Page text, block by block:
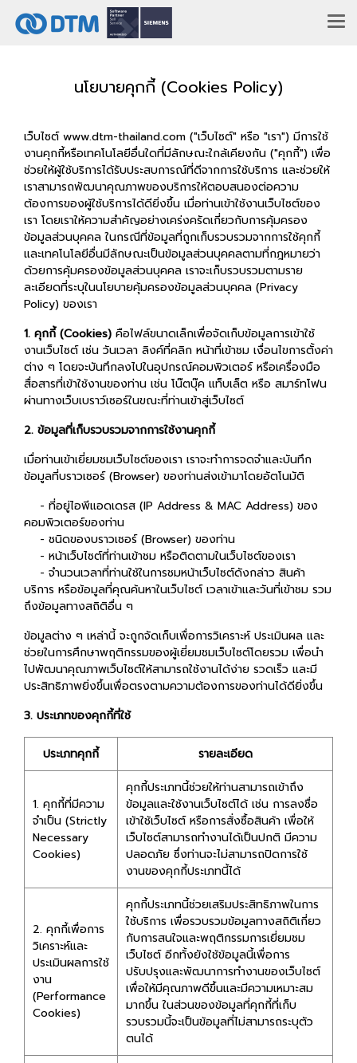
นโยบายคุกกี้ (Cookies Policy)
เว็บไซต์ www.dtm-thailand.com ("เว็บไซต์" หรือ "เรา") มีการใช้
งานคุกกี้หรือเทคโนโลยีอื่นใดที่มีลักษณะใกล้เคียงกัน ("คุกกี้") เพื่อ
ช่วยให้ผู้ใช้บริการได้รับประสบการณ์ที่ดีจากการใช้บริการ และช่วยให้
เราสามารถพัฒนาคุณภาพของบริการให้ตอบสนองต่อความ
ต้องการของผู้ใช้บริการได้ดียิ่งขึ้น เมื่อท่านเข้าใช้งานเว็บไซต์ของ
เรา โดยเราให้ความสำคัญอย่างเคร่งครัดเกี่ยวกับการคุ้มครอง
ข้อมูลส่วนบุคคล ในกรณีที่ข้อมูลที่ถูกเก็บรวบรวมจากการใช้คุกกี้
และเทคโนโลยีอื่นมีลักษณะเป็นข้อมูลส่วนบุคคลตามที่กฎหมายว่า
ด้วยการคุ้มครองข้อมูลส่วนบุคคล เราจะเก็บรวบรวมตามราย
ละเอียดที่ระบุในนโยบายคุ้มครองข้อมูลส่วนบุคคล (Privacy
Policy) ของเรา
1. คุกกี้ (Cookies) คือไฟล์ขนาดเล็กเพื่อจัดเก็บข้อมูลการเข้าใช้
งานเว็บไซต์ เช่น วันเวลา ลิงค์ที่คลิก หน้าที่เข้าชม เงื่อนไขการตั้งค่า
ต่าง ๆ โดยจะบันทึกลงไปในอุปกรณ์คอมพิวเตอร์ หรือเครื่องมือ
สื่อสารที่เข้าใช้งานของท่าน เช่น โน๊ตบุ๊ค แท็บเล็ต หรือ สมาร์ทโฟน
ผ่านทางเว็บเบราว์เซอร์ในขณะที่ท่านเข้าสู่เว็บไซต์
2. ข้อมูลที่เก็บรวบรวมจากการใช้งานคุกกี้
เมื่อท่านเข้าเยี่ยมชมเว็บไซต์ของเรา เราจะทำการจดจำและบันทึก
ข้อมูลที่บราวเซอร์ (Browser) ของท่านส่งเข้ามาโดยอัตโนมัติ
- ที่อยู่ไอพีแอดเดรส (IP Address & MAC Address) ของ
คอมพิวเตอร์ของท่าน
- ชนิดของบราวเซอร์ (Browser) ของท่าน
- หน้าเว็บไซต์ที่ท่านเข้าชม หรือติดตามในเว็บไซต์ของเรา
- จำนวนเวลาที่ท่านใช้ในการชมหน้าเว็บไซต์ดังกล่าว สินค้า
บริการ หรือข้อมูลที่คุณค้นหาในเว็บไซต์ เวลาเข้าและวันที่เข้าชม รวม
ถึงข้อมูลทางสถิติอื่น ๆ
ข้อมูลต่าง ๆ เหล่านี้ จะถูกจัดเก็บเพื่อการวิเคราะห์ ประเมินผล และ
ช่วยในการศึกษาพฤติกรรมของผู้เยี่ยมชมเว็บไซต์โดยรวม เพื่อนำ
ไปพัฒนาคุณภาพเว็บไซต์ให้สามารถใช้งานได้ง่าย รวดเร็ว และมี
ประสิทธิภาพยิ่งขึ้นเพื่อตรงตามความต้องการของท่านได้ดียิ่งขึ้น
3. ประเภทของคุกกี้ที่ใช้
ประเภทคุกกี้ รายละเอียด
1. คุกกี้ที่มีความ
จำเป็น (Strictly
Necessary
Cookies)
คุกกี้ประเภทนี้ช่วยให้ท่านสามารถเข้าถึง
ข้อมูลและใช้งานเว็บไซต์ได้ เช่น การลงชื่อ
เข้าใช้เว็บไซต์ หรือการสั่งซื้อสินค้า เพื่อให้
เว็บไซต์สามารถทำงานได้เป็นปกติ มีความ
ปลอดภัย ซึ่งท่านจะไม่สามารถปิดการใช้
งานของคุกกี้ประเภทนี้ได้
2. คุกกี้เพื่อการ
วิเคราะห์และ
ประเมินผลการใช้
งาน
(Performance
Cookies)
คุกกี้ประเภทนี้ช่วยเสริมประสิทธิภาพในการ
ใช้บริการ เพื่อรวบรวมข้อมูลทางสถิติเกี่ยว
กับการสนใจและพฤติกรรมการเยี่ยมชม
เว็บไซต์ อีกทั้งยังใช้ข้อมูลนี้เพื่อการ
ปรับปรุงและพัฒนาการทำงานของเว็บไซต์
เพื่อให้มีคุณภาพดีขึ้นและมีความเหมาะสม
มากขึ้น ในส่วนของข้อมูลที่คุกกี้ที่เก็บ
รวบรวมนี้จะเป็นข้อมูลที่ไม่สามารถระบุตัว
ตนได้